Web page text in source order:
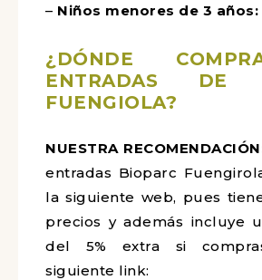
– Niños menores de 3 años:
¿DÓNDE
ENTRADAS DE
FUENGIOLA?
NUESTRA
entradas Bioparc
la siguiente web, pues
precios y además incluye
del 5% extra si
siguiente link: